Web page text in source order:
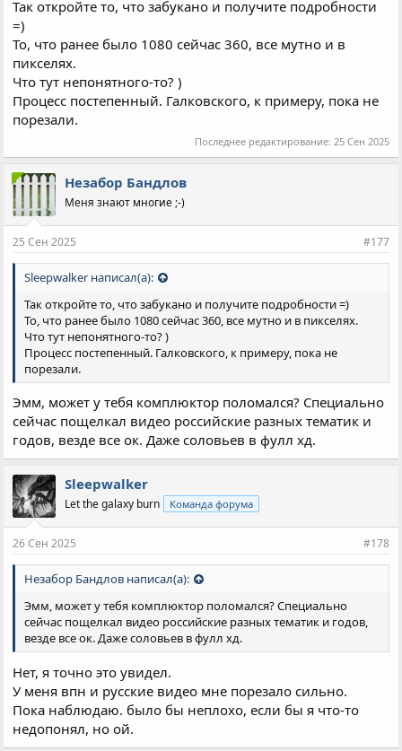
Так откройте то, что забукано и получите подробности
=)
То, что ранее было 1080 сейчас 360, все мутно и в
пикселях.
Что тут непонятного-то? )
Процесс постепенный. Галковского, к примеру, пока не
порезали.
Последнее редактирование: 25 Сен 2025
Незабор Бандлов
Меня знают многие ;-)
25 Сен 2025 #177
Sleepwalker написал(а):
Так откройте то, что забукано и получите подробности =)
То, что ранее было 1080 сейчас 360, все мутно и в пикселях.
Что тут непонятного-то? )
Процесс постепенный. Галковского, к примеру, пока не
порезали.
Эмм, может у тебя комплюктор поломался? Специально
сейчас пощелкал видео российские разных тематик и
годов, везде все ок. Даже соловьев в фулл хд.
Sleepwalker
Let the galaxy burn Команда форума
26 Сен 2025 #178
Незабор Бандлов написал(а):
Эмм, может у тебя комплюктор поломался? Специально
сейчас пощелкал видео российские разных тематик и годов,
везде все ок. Даже соловьев в фулл хд.
Нет, я точно это увидел.
У меня впн и русские видео мне порезало сильно.
Пока наблюдаю. было бы неплохо, если бы я что-то
недопонял, но ой.